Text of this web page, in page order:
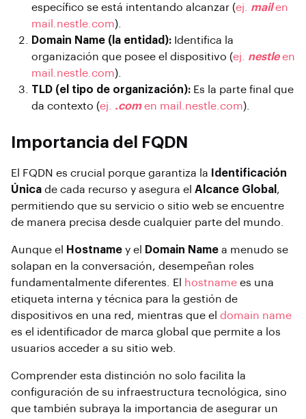
específico se está intentando alcanzar (ej. mailen
mail.nestle.com).
Domain Name (la entidad): Identifica la
organización que posee el dispositivo (ej. nestleen
mail.nestle.com).
TLD (el tipo de organización): Es la parte final que
da contexto (ej. .comen mail.nestle.com).
Importancia del FQDN
El FQDN es crucial porque garantiza la
Identificación
Única de cada recurso y asegura el Alcance Global ,
permitiendo que su servicio o sitio web se encuentre
de manera precisa desde cualquier parte del mundo.
Aunque el Hostname y el Domain Name a menudo se
solapan en la conversación, desempeñan roles
fundamentalmente diferentes. El
hostname es una
etiqueta interna y técnica para la gestión de
dispositivos en una red, mientras que el domain name
es el identificador de marca global que permite a los
usuarios acceder a su sitio web.
Comprender esta distinción no solo facilita la
configuración de su infraestructura tecnológica, sino
que también subraya la importancia de asegurar un